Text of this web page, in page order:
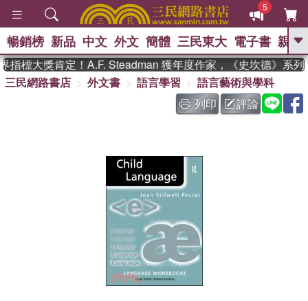
5
GO
熱搜： 東野圭吾 、 The Odyssey
、 如果歷史是一群喵 、 暑期
國際布克獎 臺灣漫遊錄 、 方
暢銷榜 新品 中文 外文 簡體 三民東大 電子書 親子
標大獎肯定！A.F. Steadman 獲年度作家，《史坎德》系列
三民網路書店
外文書 語言學習
語言藝術與學科
列印
評論